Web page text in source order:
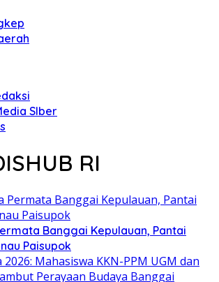
SIber
RI
Banggai Kepulauan, Pantai
Paisupok